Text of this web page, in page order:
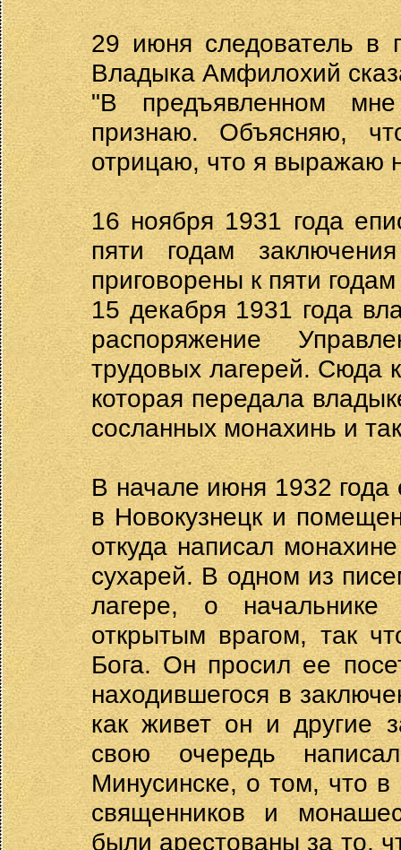
29 июня следователь в
Владыка Амфилохий
"В предъявленном
признаю. Объясняю,
отрицаю, что я выражаю
16 ноября 1931 года
пяти годам
приговорены к пяти
15 декабря 1931 года
распоряжение
трудовых лагерей. Сюда
которая передала
сосланных монахинь и
В начале июня 1932
в Новокузнецк и
откуда написал
сухарей. В одном из
лагере, о начальнике
открытым врагом, так
Бога. Он просил ее
находившегося в
как живет он и другие
свою очередь
Минусинске, о том, что
священников и
были арестованы за то,